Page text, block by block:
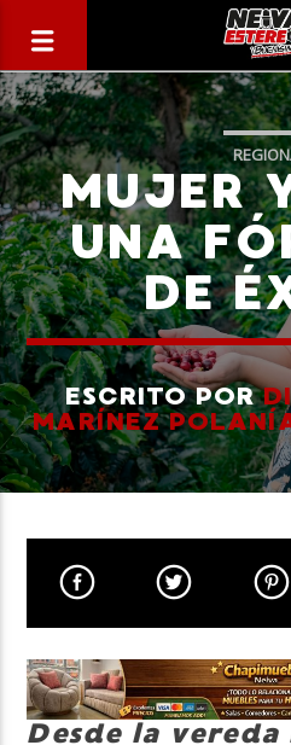
CANCIÓN ACTUAL
TÍTULO
Neiva Estereo
MUJER
UNA
DE
ESCRITO POR
MARÍNEZ
Desde la vereda